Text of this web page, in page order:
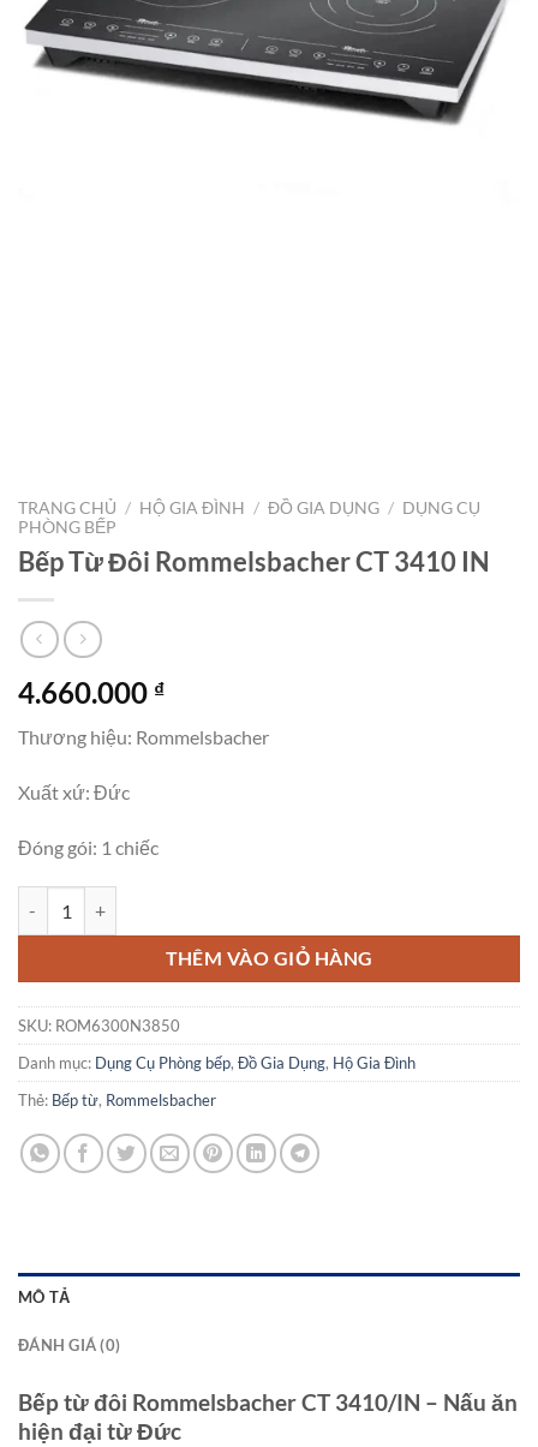
TRANG CHỦ / HỘ GIA ĐÌNH / ĐỒ GIA DỤNG / DỤNG CỤ
PHÒNG BẾP
Bếp Từ Đôi Rommelsbacher CT 3410 IN
4.660.000 ₫
Thương hiệu: Rommelsbacher
Xuất xứ: Đức
Đóng gói: 1 chiếc
THÊM VÀO GIỎ HÀNG
SKU: ROM6300N3850
Danh mục: Dụng Cụ Phòng bếp, Đồ Gia Dụng, Hộ Gia Đình
Thẻ: Bếp từ, Rommelsbacher
MÔ TẢ
ĐÁNH GIÁ (0)
Bếp từ đôi Rommelsbacher CT 3410/IN – Nấu ăn
hiện đại từ Đức